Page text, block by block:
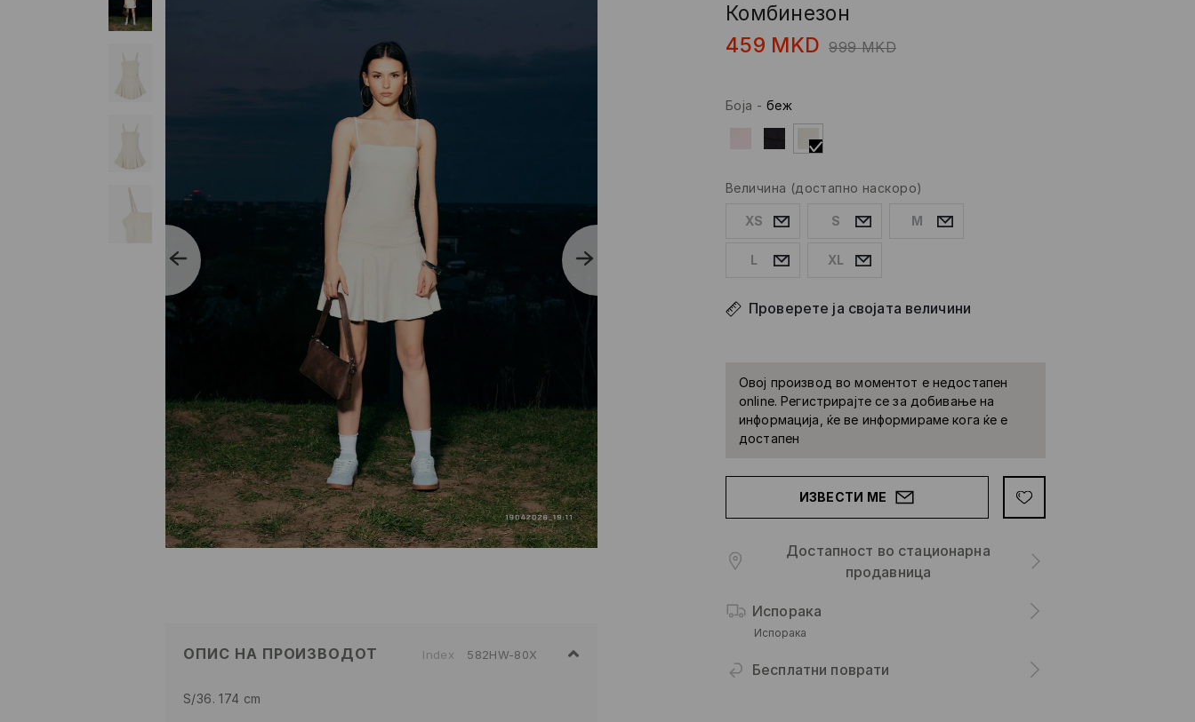
Комбинезон
459 MKD 999 MKD
Боја - беж
Величина (достапно наскоро)
XS S M
L XL
Проверете ја својата величини
Овој производ во моментот е недостапен
online. Регистрирајте се за добивање на
информација, ќе ве информираме кога ќе е
достапен
ИЗВЕСТИ МЕ
Достапност во стационарна
продавница
Испорака
Испорака
Бесплатни поврати
ОПИС НА ПРОИЗВОДОТ Index 582HW-80X
S/36. 174 cm